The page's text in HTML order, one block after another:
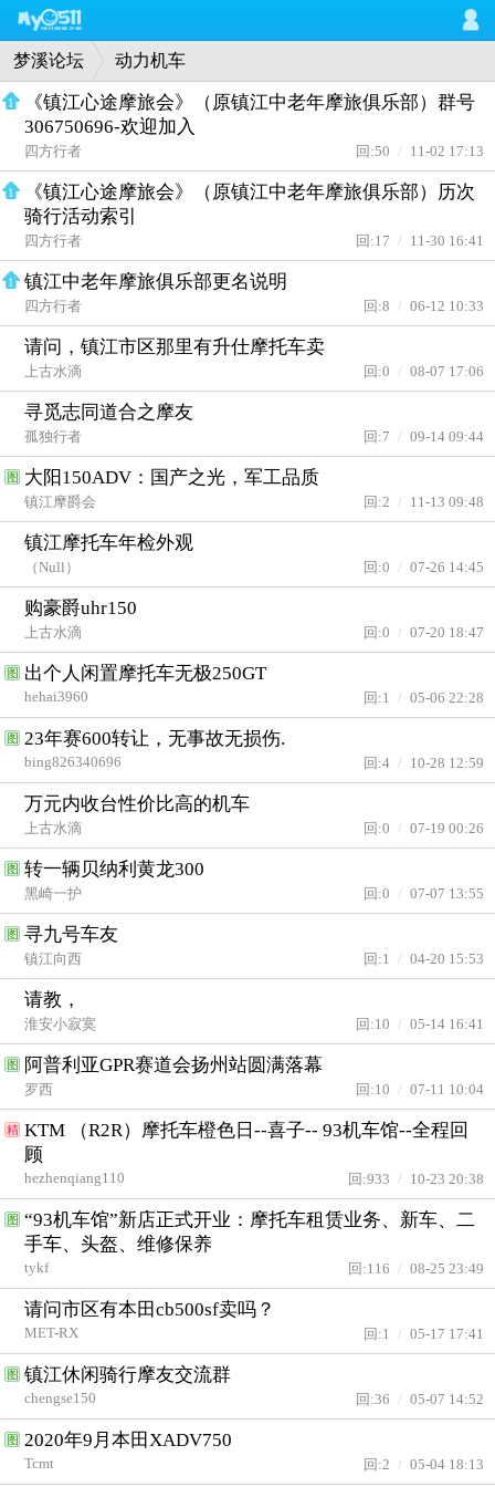
梦溪论坛 动力机车
1
《镇江心途摩旅会》（原镇江中老年摩旅俱乐部）群号
306750696-欢迎加入
回:50 / 11-02 17:13
四方行者
1
《镇江心途摩旅会》（原镇江中老年摩旅俱乐部）历次
骑行活动索引
回:17 / 11-30 16:41
四方行者
1 镇江中老年摩旅俱乐部更名说明
回:8 / 06-12 10:33
四方行者
请问，镇江市区那里有升仕摩托车卖
回:0 / 08-07 17:06
上古水滴
寻觅志同道合之摩友
回:7 / 09-14 09:44
孤独行者
图 大阳150ADV：国产之光，军工品质
回:2 / 11-13 09:48
镇江摩爵会
镇江摩托车年检外观
回:0 / 07-26 14:45
（Null）
购豪爵uhr150
回:0 / 07-20 18:47
上古水滴
图 出个人闲置摩托车无极250GT
回:1 / 05-06 22:28
hehai3960
图 23年赛600转让，无事故无损伤.
回:4 / 10-28 12:59
bing826340696
万元内收台性价比高的机车
回:0 / 07-19 00:26
上古水滴
图 转一辆贝纳利黄龙300
回:0 / 07-07 13:55
黑崎一护
图 寻九号车友
回:1 / 04-20 15:53
镇江向西
请教，
回:10 / 05-14 16:41
淮安小寂寞
图 阿普利亚GPR赛道会扬州站圆满落幕
回:10 / 07-11 10:04
罗西
精 KTM （R2R）摩托车橙色日--喜子-- 93机车馆--全程回
顾
回:933 / 10-23 20:38
hezhenqiang110
图 “93机车馆”新店正式开业：摩托车租赁业务、新车、二
手车、头盔、维修保养
回:116 / 08-25 23:49
tykf
请问市区有本田cb500sf卖吗？
回:1 / 05-17 17:41
MET-RX
图 镇江休闲骑行摩友交流群
回:36 / 05-07 14:52
chengse150
图 2020年9月本田XADV750
回:2 / 05-04 18:13
Tcmt